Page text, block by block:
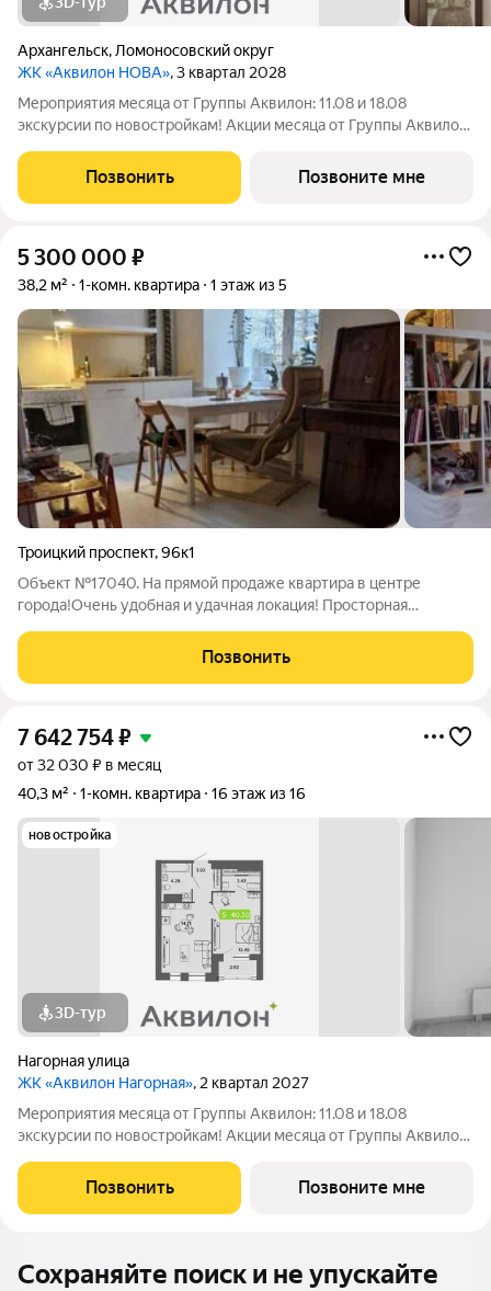
Архангельск, Ломоносовский округ
ЖК «Аквилон НОВА», 3 квартал 2028
Мероприятия месяца от Группы Аквилон: 11.08 и 18.08
экскурсии по новостройкам! Акции месяца от Группы Аквилон:
Ставка 1%!Семейная ипотека. ПСК: 5,1-7,3%. Ставка 4%!
Позвонить Позвоните мне
5 300 000 ₽
38,2 м² 1-комн. квартира 1 этаж из 5
Троицкий проспект,96к1
Объект №17040. На прямой продаже квартира в центре
города!Очень удобная и удачная локация! Просторная
кто любит высокие потолки, кирпичные стены и хорошую
шумоизоляцию.Состояние квартиры
Позвонить
7 642 754₽
от 32 030 ₽ в месяц
40,3 м²
1-комн. квартира 16 этаж из 16
новостройка
3D-тур
Нагорная улица
ЖК «Аквилон Нагорная», 2 квартал 2027
Мероприятия месяца от Группы Аквилон: 11.08 и 18.08
экскурсии по новостройкам! Акции месяца от Группы Аквилон:
млн ! Дарим кухню! Арктическая ипотека. ПСК: 18,32-21,9%.
Ставка 1%!Семейная
Позвонить Позвоните мне
Сохраняйте поиск и не упускайте